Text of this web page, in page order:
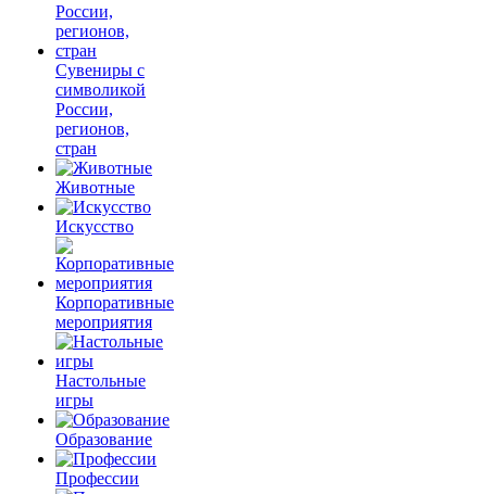
Сувениры с
символикой
России,
регионов,
стран
Животные
Искусство
Корпоративные
мероприятия
Настольные
игры
Образование
Профессии